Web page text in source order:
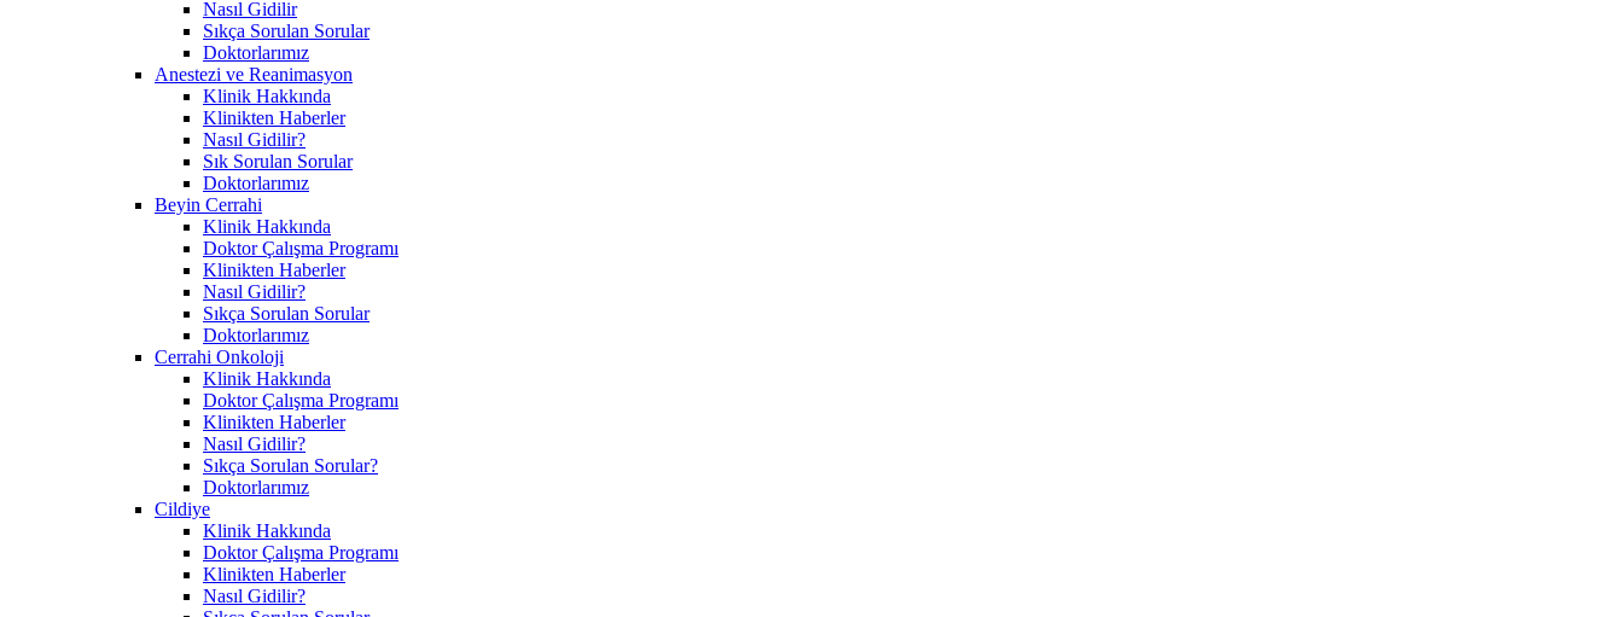
Nasıl Gidilir
Sıkça Sorulan Sorular
Doktorlarımız
Anestezi ve Reanimasyon
Klinik Hakkında
Klinikten Haberler
Nasıl Gidilir?
Sık Sorulan Sorular
Doktorlarımız
Beyin Cerrahi
Klinik Hakkında
Doktor Çalışma Programı
Klinikten Haberler
Nasıl Gidilir?
Sıkça Sorulan Sorular
Doktorlarımız
Cerrahi Onkoloji
Klinik Hakkında
Doktor Çalışma Programı
Klinikten Haberler
Nasıl Gidilir?
Sıkça Sorulan Sorular?
Doktorlarımız
Cildiye
Klinik Hakkında
Doktor Çalışma Programı
Klinikten Haberler
Nasıl Gidilir?